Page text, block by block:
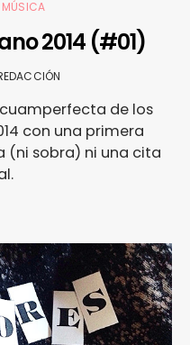
MÚSICA
2014 (#01)
de los
con una primera
(ni sobra) ni una cita